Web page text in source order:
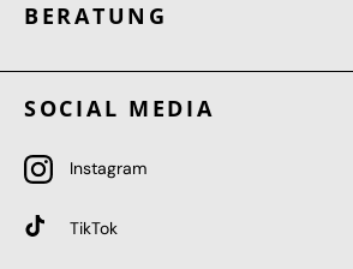
BERATUNG
SOCIAL MEDIA
Instagram
TikTok